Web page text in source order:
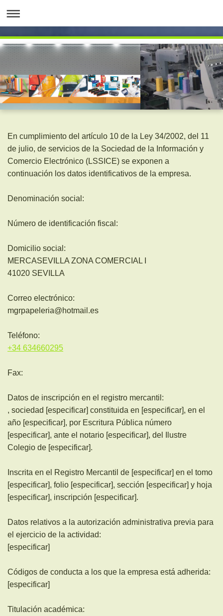
En cumplimiento del artículo 10 de la Ley 34/2002, del 11
de julio, de servicios de la Sociedad de la Información y
Comercio Electrónico (LSSICE) se exponen a
continuación los datos identificativos de la empresa.
Denominación social:
Número de identificación fiscal:
Domicilio social:
MERCASEVILLA ZONA COMERCIAL I
41020 SEVILLA
Correo electrónico:
mgrpapeleria@hotmail.es
Teléfono:
+34 634660295
Fax:
Datos de inscripción en el registro mercantil:
, sociedad [especificar] constituida en [especificar], en el
año [especificar], por Escritura Pública número
[especificar], ante el notario [especificar], del Ilustre
Colegio de [especificar].
Inscrita en el Registro Mercantil de [especificar] en el tomo
[especificar], folio [especificar], sección [especificar] y hoja
[especificar], inscripción [especificar].
Datos relativos a la autorización administrativa previa para
el ejercicio de la actividad:
[especificar]
Códigos de conducta a los que la empresa está adherida:
[especificar]
Titulación académica: